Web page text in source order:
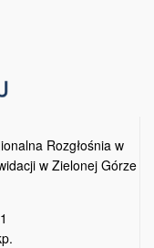
Rozgłośnia w
w Zielonej Górze